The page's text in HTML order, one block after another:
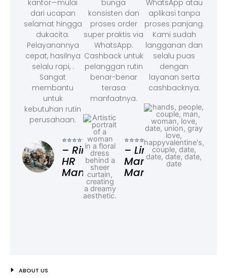
kantor—mulai
dari ucapan
selamat hingga
dukacita.
Pelayanannya
cepat, hasilnya
selalu rapi, .
Sangat
membantu
untuk
kebutuhan rutin
perusahaan.
⭐⭐⭐⭐⭐
– Rina,
HR
Manager
bunga
konsisten dan
proses order
super praktis via
WhatsApp.
Cashback untuk
pelanggan rutin
benar-benar
terasa
manfaatnya.
⭐⭐⭐⭐⭐
– Linda,
Marketing
Manager
WhatsApp atau
aplikasi tanpa
proses panjang.
Kami sudah
langganan dan
selalu puas
dengan
layanan serta
cashbacknya.
ABOUT US